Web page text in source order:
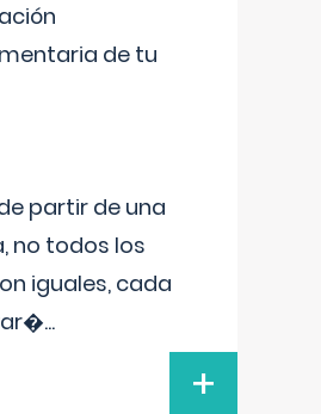
de tu
partir de una
no todos los
iguales, cada
...
+